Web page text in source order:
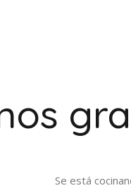
Se está